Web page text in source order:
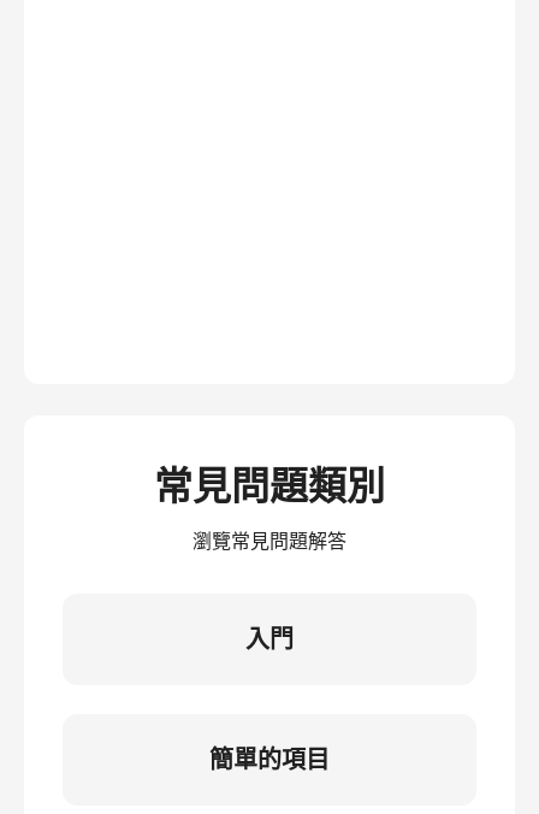
常見問題類別
瀏覽常見問題解答
入門
簡單的項目